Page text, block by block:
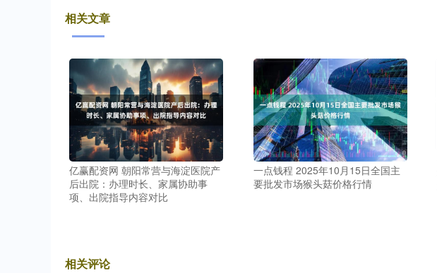
相关文章
亿赢配资网 朝阳常营与海淀医院产
后出院：办理时长、家属协助事
项、出院指导内容对比
一点钱程 2025年10月15日全国主
要批发市场猴头菇价格行情
相关评论